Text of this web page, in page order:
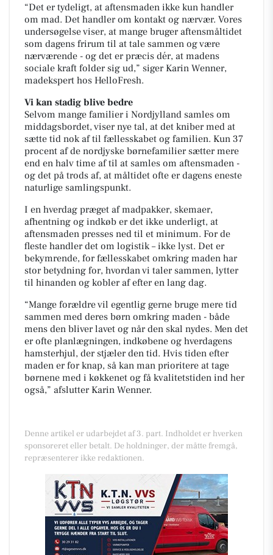
“Det er tydeligt, at aftensmaden ikke kun handler
om mad. Det handler om kontakt og nærvær. Vores
undersøgelse viser, at mange bruger aftensmåltidet
som dagens frirum til at tale sammen og være
nærværende - og det er præcis dér, at madens
sociale kraft folder sig ud,” siger Karin Wenner,
madekspert hos HelloFresh.
Vi kan stadig blive bedre
Selvom mange familier i Nordjylland samles om
middagsbordet, viser nye tal, at det kniber med at
sætte tid nok af til fællesskabet og familien. Kun 37
procent af de nordjyske børnefamilier sætter mere
end en halv time af til at samles om aftensmaden -
og det på trods af, at måltidet ofte er dagens eneste
naturlige samlingspunkt.
I en hverdag præget af madpakker, skemaer,
afhentning og indkøb er det ikke underligt, at
aftensmaden presses ned til et minimum. For de
fleste handler det om logistik – ikke lyst. Det er
bekymrende, for fællesskabet omkring maden har
stor betydning for, hvordan vi taler sammen, lytter
til hinanden og kobler af efter en lang dag.
“Mange forældre vil egentlig gerne bruge mere tid
sammen med deres børn omkring maden - både
mens den bliver lavet og når den skal nydes. Men det
er ofte planlægningen, indkøbene og hverdagens
hamsterhjul, der stjæler den tid. Hvis tiden efter
maden er for knap, så kan man prioritere at tage
børnene med i køkkenet og få kvalitetstiden ind her
også,” afslutter Karin Wenner.
Denne artikel er udarbejdet af 3. part. Indholdet er hverken
sponsoreret eller betalt. De holdninger, der måtte fremgå,
repræsenterer ikke redaktionen.